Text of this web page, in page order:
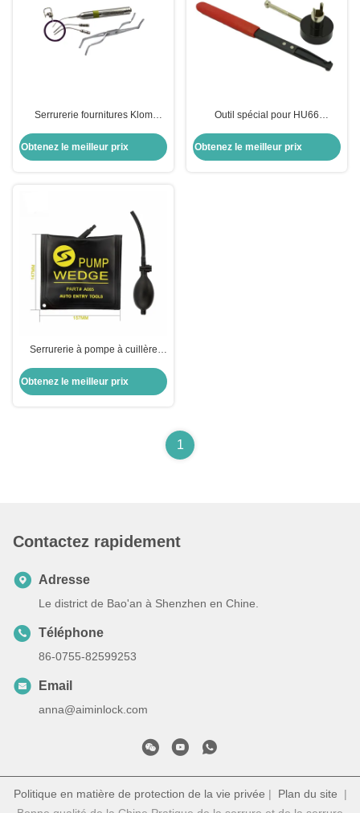
Serrurerie fournitures Klom
génération d'acier inoxydable
Obtenez le meilleur prix
Outil spécial pour HU66
Serrurier outil Serrure ouvreur
Serrure sélectionner
Obtenez le meilleur prix
Serrurerie à pompe à cuillère
auto air wedge airbag lock
professionnel ouvrir porte de
Obtenez le meilleur prix
1
Contactez rapidement
Adresse
Le district de Bao'an à Shenzhen en Chine.
Téléphone
86-0755-82599253
Email
anna@aiminlock.com
Politique en matière de protection de la vie privée | Plan du site |